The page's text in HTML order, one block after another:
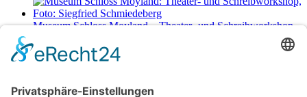
Museum Schloss Moyland – Theater- und Schreibworkshop
Netzwerkerinnen
Login für Mitglieder